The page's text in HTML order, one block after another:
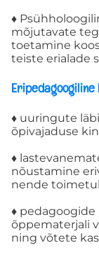
♦
mõjutavate
toetamine
teiste erialade
Eripedagoogiline
♦ uuringute
õpivajaduse
♦
nõustamine
nende
♦
õppematerjali
ning võtete